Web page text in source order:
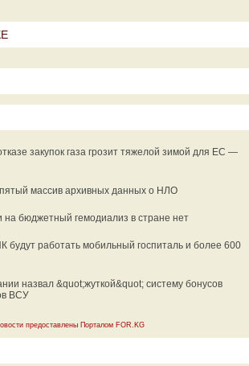
закупок газа грозит тяжелой зимой для ЕС —
массив архивных данных о НЛО
бюджетный гемодиализ в стране нет
работать мобильный госпиталь и более 600
назвал &quot;жуткой&quot; систему бонусов
ВСУ
предоставлены Порталом FOR.KG